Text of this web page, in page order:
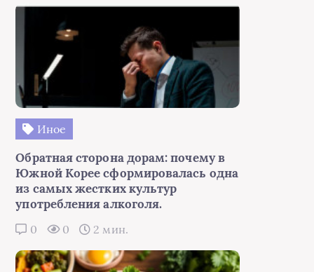
Иное
Обратная сторона дорам: почему в
Южной Корее сформировалась одна
из самых жестких культур
употребления алкоголя.
0 0 2 мин.